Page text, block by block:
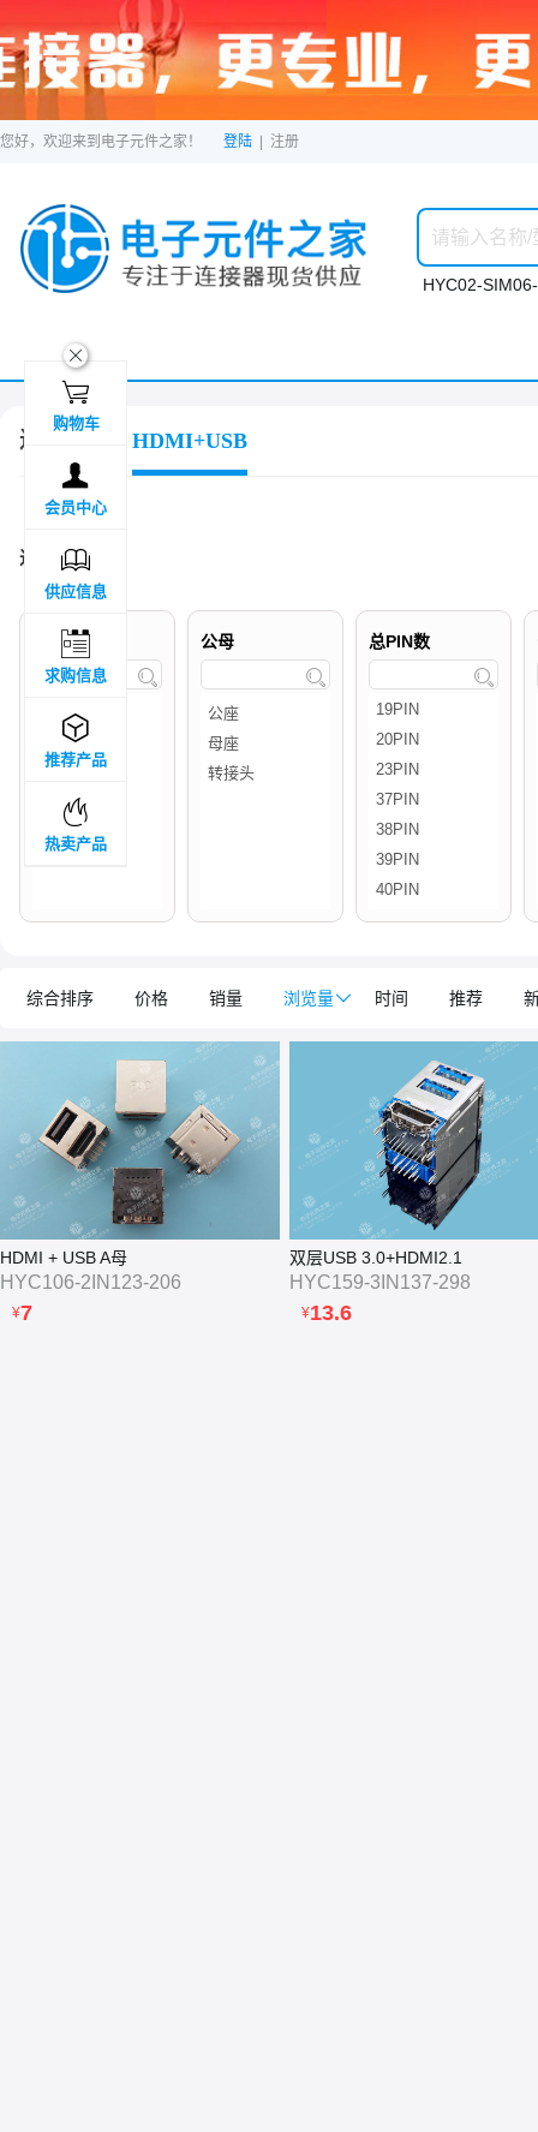
您好，欢迎来到电子元件之家！ 登陆 注册
HYC02-
连接器 HDMI+USB
过滤结果 :
品牌属地

公母

总PIN数

综合排序 价格 销量 浏览量 时间 推荐
HDMI + USB A母
HYC106-2IN123-206
¥7
双层USB 3.0+HDMI2.1
HYC159-3IN137-298
¥13.6
ဆ

购物车

会员中心

供应信息

求购信息

推荐产品

热卖产品